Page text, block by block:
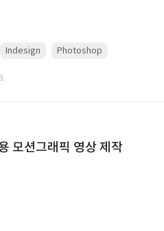
Indesign Photoshop
모션그래픽 영상 제작